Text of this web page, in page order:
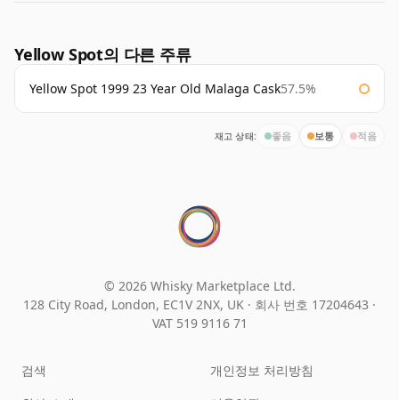
Yellow Spot의 다른 주류
Yellow Spot 1999 23 Year Old Malaga Cask57.5%
재고 상태: 좋음 보통 적음
© 2026 Whisky Marketplace Ltd.
128 City Road, London, EC1V 2NX, UK · 회사 번호 17204643 ·
VAT 519 9116 71
검색
개인정보 처리방침